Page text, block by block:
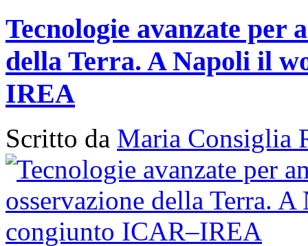
Tecnologie avanzate per
della Terra. A Napoli il
IREA
Scritto da Maria Consiglia